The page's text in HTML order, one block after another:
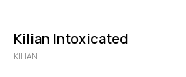
Kilian Intoxicated
KILIAN